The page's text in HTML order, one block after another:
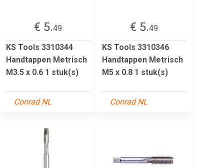
€ 5.49
KS Tools 3310344
Handtappen Metrisch
M3.5 x 0.6 1 stuk(s)
Conrad NL
€ 5.49
KS Tools 3310346
Handtappen Metrisch
M5 x 0.8 1 stuk(s)
Conrad NL